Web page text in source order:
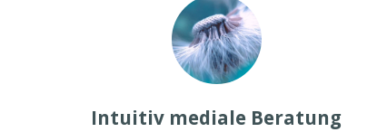
Intuitiv mediale Beratung